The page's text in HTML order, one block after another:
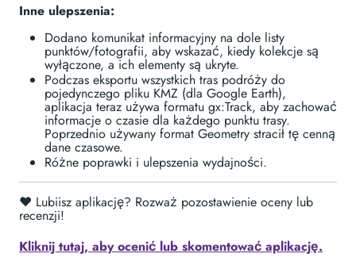
Inne ulepszenia:
Dodano komunikat informacyjny na dole listy
punktów/fotografii, aby wskazać, kiedy kolekcje są
wyłączone, a ich elementy są ukryte.
Podczas eksportu wszystkich tras podróży do
pojedynczego pliku KMZ (dla Google Earth),
aplikacja teraz używa formatu gx:Track, aby zachować
informacje o czasie dla każdego punktu trasy.
Poprzednio używany format Geometry stracił tę cenną
dane czasowe.
Różne poprawki i ulepszenia wydajności.
❤️ Lubiisz aplikację? Rozważ pozostawienie oceny lub
recenzji!
Kliknij tutaj, aby ocenić lub skomentować aplikację.